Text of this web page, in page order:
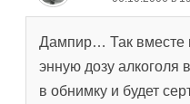
Дампир… Так вместе
энную дозу алкоголя
в обнимку и будет